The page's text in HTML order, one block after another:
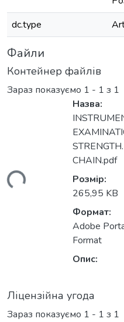
dc.type
Файли
Контейнер файлів
Зараз показуємо 1 - 1 з 1
Назва:
CHAIN.pdf
Розмір:
265,95 KB
Формат:
Adobe
Format
Опис:
Ліцензійна угода
Зараз показуємо 1 - 1 з 1